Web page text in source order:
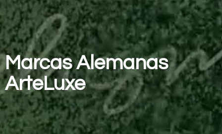
MarcasAlemanas
ArteLuxe